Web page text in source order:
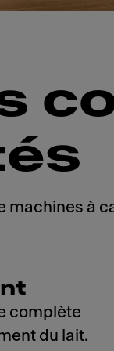
machines à
complète
du lait.